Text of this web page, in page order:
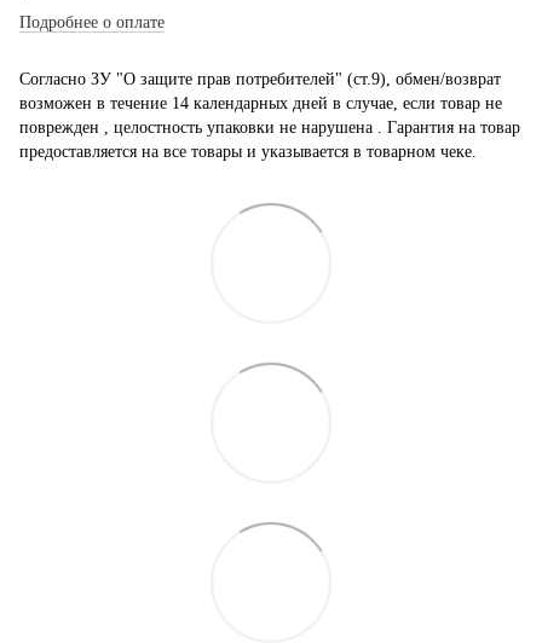
Подробнее о оплате
Согласно ЗУ "О защите прав потребителей" (ст.9), обмен/возврат
возможен в течение 14 календарных дней в случае, если товар не
поврежден , целостность упаковки не нарушена . Гарантия на товар
предоставляется на все товары и указывается в товарном чеке.